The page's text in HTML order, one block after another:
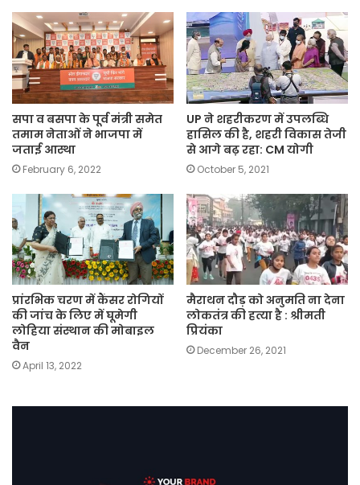
सपा व बसपा के पूर्व मंत्री समेत
तमाम नेताओं ने भाजपा में
जताई आस्था
February 6, 2022
UP ने शहरीकरण में उपलब्धि
हासिल की है, शहरी विकास तेजी
से आगे बढ़ रहा: CM योगी
October 5, 2021
प्रांरभिक चरण में कैंसर रोगियों
की जांच के लिए में घूमेगी
लोहिया संस्थान की मोबाइल
वैन
April 13, 2022
मैराथन दौड़ को अनुमति ना देना
लोकतंत्र की हत्या है : श्रीमती
प्रियंका
December 26, 2021